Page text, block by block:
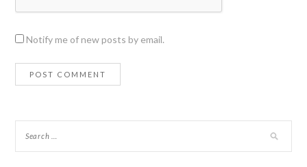
Notify me of new posts by email.